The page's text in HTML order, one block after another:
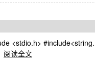
<stdio.h> #include<string.
阅读全文